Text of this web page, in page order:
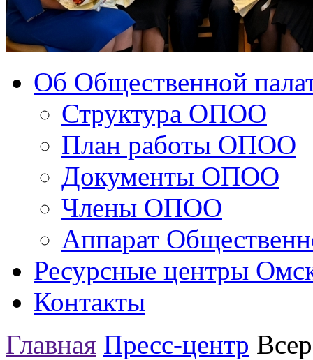
Об Общественной
Структура ОПОО
План работы ОПОО
Документы ОПОО
Члены ОПОО
Аппарат
Ресурсные центры
Контакты
Главная Пресс-центр